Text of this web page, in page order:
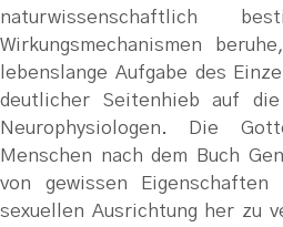
naturwissenschaftlich
Wirkungsmechanismen
lebenslange Aufgabe des
deutlicher Seitenhieb auf die
Neurophysiologen. Die
Menschen nach dem Buch
von gewissen
sexuellen Ausrichtung her zu